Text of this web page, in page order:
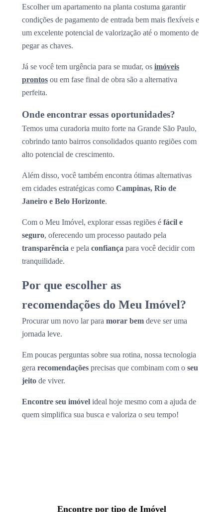
Escolher um apartamento na planta costuma garantir
condições de pagamento de entrada bem mais flexíveis e
um excelente potencial de valorização até o momento de
pegar as chaves.
Já se você tem urgência para se mudar, os imóveis
prontos ou em fase final de obra são a alternativa
perfeita.
Onde encontrar essas oportunidades?
Temos uma curadoria muito forte na Grande São Paulo,
cobrindo tanto bairros consolidados quanto regiões com
alto potencial de crescimento.
Além disso, você também encontra ótimas alternativas
em cidades estratégicas como Campinas, Rio de
Janeiro e Belo Horizonte.
Com o Meu Imóvel, explorar essas regiões é fácil e
seguro, oferecendo um processo pautado pela
transparência e pela confiança para você decidir com
tranquilidade.
Por que escolher as
recomendações do Meu Imóvel?
Procurar um novo lar para morar bem deve ser uma
jornada leve.
Em poucas perguntas sobre sua rotina, nossa tecnologia
gera recomendações precisas que combinam com o seu
jeito de viver.
Encontre seu imóvel ideal hoje mesmo com a ajuda de
quem simplifica sua busca e valoriza o seu tempo!
Encontre por tipo de Imóvel